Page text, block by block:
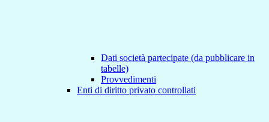
Dati società partecipate (da pubblicare in
tabelle)
Provvedimenti
Enti di diritto privato controllati